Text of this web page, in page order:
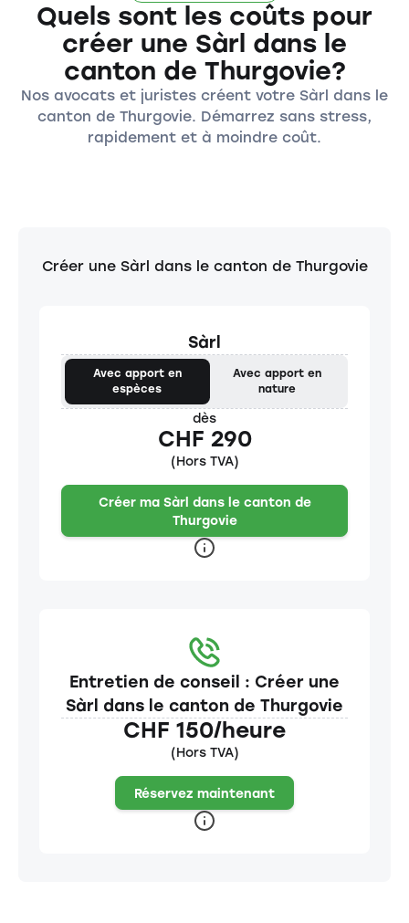
Quels sont les coûts pour
créer une Sàrl dans le
canton de Thurgovie?
Nos avocats et juristes créent votre Sàrl dans le
canton de Thurgovie. Démarrez sans stress,
rapidement et à moindre coût.
Créer une Sàrl dans le canton de Thurgovie
Sàrl
Avec apport en
espèces
Avec apport en
nature
dès
CHF 290
(Hors TVA)
Créer ma Sàrl dans le canton de
Thurgovie
Entretien de conseil : Créer une
Sàrl dans le canton de Thurgovie
CHF 150/heure
(Hors TVA)
Réservez maintenant